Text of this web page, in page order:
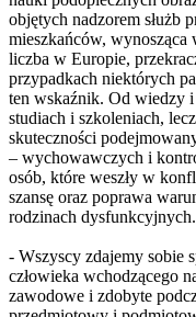
objętych nadzorem służb
mieszkańców, wynosząca
liczba w Europie,
przypadkach niektórych
ten wskaźnik. Od wiedzy
studiach i szkoleniach,
skuteczności
– wychowawczych i
osób, które weszły w
szansę oraz poprawa
rodzinach dysfunkcyjnych.
- Wszyscy zdajemy sobie
człowieka wchodzącego
zawodowe i zdobyte